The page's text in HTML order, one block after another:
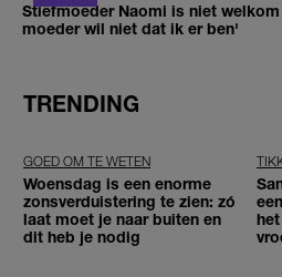
Stiefmoeder Naomi is niet
moeder wil niet dat ik er ben'
TRENDING
GOED OM TE WETEN
Woensdag is een enorme
zonsverduistering te zien: zó
laat moet je naar buiten en
dit heb je nodig